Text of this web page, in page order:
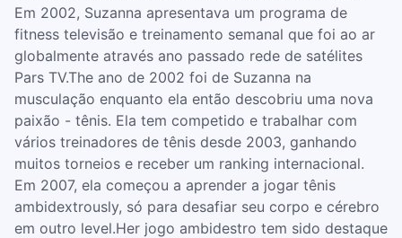
Em 2002, Suzanna apresentava um programa de
fitness televisão e treinamento semanal que foi ao ar
globalmente através ano passado rede de satélites
Pars TV.The ano de 2002 foi de Suzanna na
musculação enquanto ela então descobriu uma nova
paixão - tênis. Ela tem competido e trabalhar com
vários treinadores de tênis desde 2003, ganhando
muitos torneios e receber um ranking internacional.
Em 2007, ela começou a aprender a jogar tênis
ambidextrously, só para desafiar seu corpo e cérebro
em outro level.Her jogo ambidestro tem sido destaque